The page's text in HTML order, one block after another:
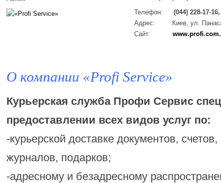
Телефон:
(044) 228-17-
Адрес:
Киев, ул.
Сайт:
О компании «Profi Service»
Курьерская служба Профи Сервис
предоставлении всех видов услуг по:
-курьерской доставке документов, счетов,
журналов, подарков;
-адресному и безадресному